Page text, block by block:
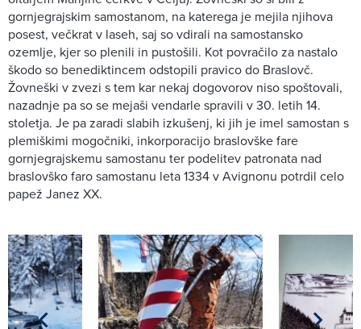
gornjegrajskim samostanom, na katerega je mejila njihova
posest, večkrat v laseh, saj so vdirali na samostansko
ozemlje, kjer so plenili in pustošili. Kot povračilo za nastalo
škodo so benediktincem odstopili pravico do Braslovč.
Žovneški v zvezi s tem kar nekaj dogovorov niso spoštovali,
nazadnje pa so se mejaši vendarle spravili v 30. letih 14.
stoletja. Je pa zaradi slabih izkušenj, ki jih je imel samostan s
plemiškimi mogočniki, inkorporacijo braslovške fare
gornjegrajskemu samostanu ter podelitev patronata nad
braslovško faro samostanu leta 1334 v Avignonu potrdil celo
papež Janez XX.